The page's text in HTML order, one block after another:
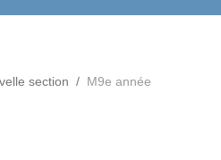
section M9e année